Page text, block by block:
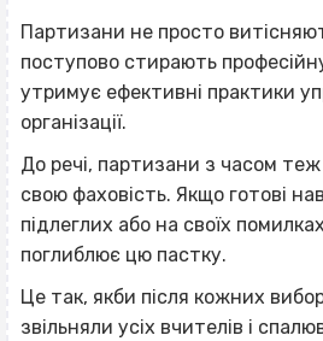
Партизани не просто
поступово стирають
утримує ефективні практики
організації.
До речі, партизани з часом
свою фаховість. Якщо готові
підлеглих або на своїх
поглиблює цю пастку.
Це так, якби після кожних
звільняли усіх вчителів і